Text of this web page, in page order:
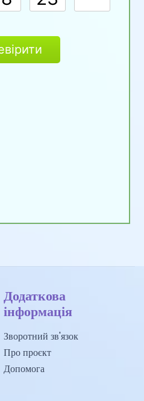
Додаткова
інформація
Зворотний зв'язок
Про проєкт
Допомога